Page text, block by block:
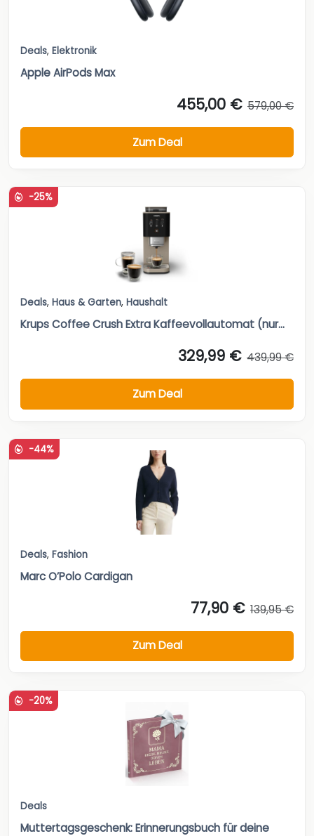
Deals, Elektronik
Apple AirPods Max
455,00 € 579,00 €
Zum Deal
-25%
Deals, Haus & Garten, Haushalt
Krups Coffee Crush Extra Kaffeevollautomat (nur...
329,99 € 439,99 €
Zum Deal
-44%
Deals, Fashion
Marc O’Polo Cardigan
77,90 € 139,95 €
Zum Deal
-20%
Deals
Muttertagsgeschenk: Erinnerungsbuch für deine